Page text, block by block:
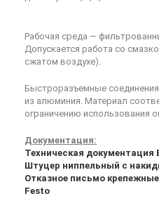
Рабочая среда —
Допускается работа со
сжатом воздухе).
Быстроразъемные
из алюминия. Материал
ограничению использования
Документация:
Техническая документация
Штуцер ниппельный с
Отказное письмо
Festo